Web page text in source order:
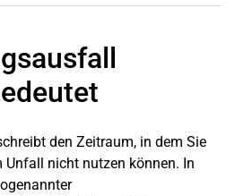
den Zeitraum, in dem Sie
Unfall nicht nutzen können. In